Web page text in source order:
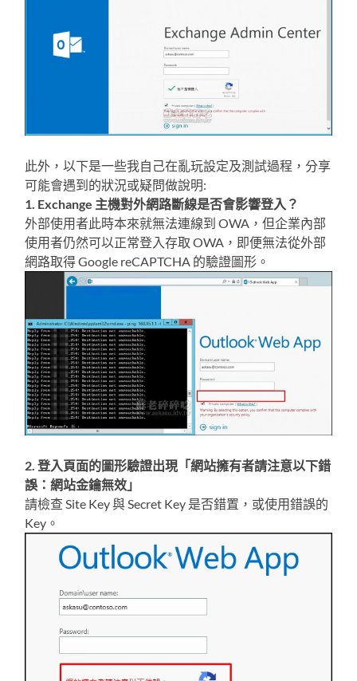
此外，以下是一些我自己在亂玩設定及測試過程，分享
可能會遇到的狀況或疑問做說明:
1. Exchange 主機對外網路斷線是否會影響登入？
外部使用者此時本來就無法連線到 OWA，但企業內部
使用者仍然可以正常登入存取 OWA，即便無法從外部
網路取得 Google reCAPTCHA 的驗證圖形。
2. 登入頁面的圖形驗證出現「網站擁有者請注意以下錯
誤：網站金鑰無效」
請檢查 Site Key 與 Secret Key 是否錯置，或使用錯誤的
Key。